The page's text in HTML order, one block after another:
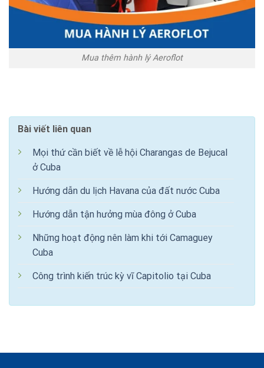
Mua thêm hành lý Aeroflot
Bài viết liên quan
Mọi thứ cần biết về lễ hội Charangas de Bejucal
ở Cuba
Hướng dẫn du lịch Havana của đất nước Cuba
Hướng dẫn tận hưởng mùa đông ở Cuba
Những hoạt động nên làm khi tới Camaguey
Cuba
Công trình kiến trúc kỳ vĩ Capitolio tại Cuba